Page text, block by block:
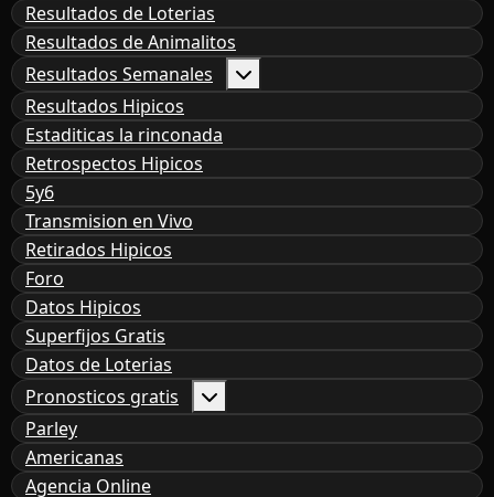
Resultados de Loterias
Resultados de Animalitos
Resultados Semanales
Resultados Hipicos
Estaditicas la rinconada
Retrospectos Hipicos
5y6
Transmision en Vivo
Retirados Hipicos
Foro
Datos Hipicos
Superfijos Gratis
Datos de Loterias
Pronosticos gratis
Parley
Americanas
Agencia Online